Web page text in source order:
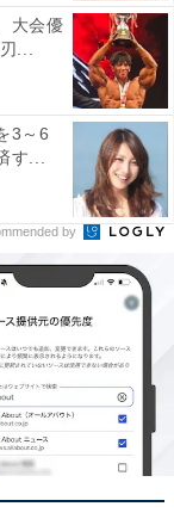
大会優
...
3～6
す...
by